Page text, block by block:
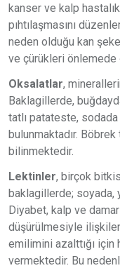
kanser ve kalp
pıhtılaşmasını
neden olduğu kan
ve çürükleri önlemede
Oksalatlar,
Baklagillerde,
tatlı patateste,
bulunmaktadır.
bilinmektedir.
Lektinler, birçok
baklagillerde; soyada,
Diyabet, kalp ve damar
düşürülmesiyle
emilimini azalttığı için
vermektedir. Bu